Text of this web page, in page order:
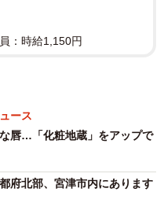
家内安全を祈願する。毎
、子どもたちが新たな
に塗装を依頼する隣組
：時給1,150円
ース
唇…「化粧地蔵」をアップで
府北部、宮津市内にあります